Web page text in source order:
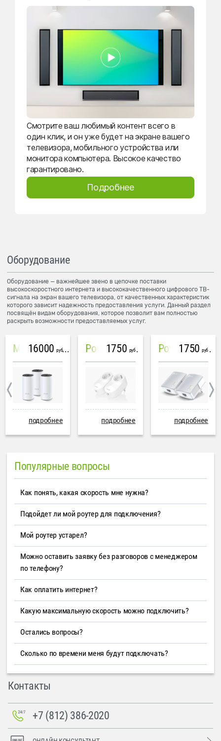
Смотрите ваш любимый контент всего в
один клик, и он уже будет на экране вашего
телевизора, мобильного устройства или
монитора компьютера. Высокое качество
гарантировано.
Подробнее
Оборудование
Оборудование — важнейшее звено в цепочке поставки
высокоскоростного интернета и высококачественного цифрового ТВ-
сигнала на экран вашего телевизора, от качественных характеристик
которого зависит надежность предоставления услуги. Данный раздел
посвящён видам оборудования, которое позволит вам полностью
раскрыть возможности предоставляемых услуг.
Mesh система TP-Link Deco M4 (3 устройства)
16000 руб
подробнее
PowerLine Tenda PH6
1750 руб
подробнее
PowerLine TP-Link AV600
1750 руб
подробнее
Популярные вопросы
Как понять, какая скорость мне нужна?
Подойдет ли мой роутер для подключения?
Мой роутер устарел?
Можно оставить заявку без разговоров с менеджером
по телефону?
Как оплатить интернет?
Какую максимальную скорость можно подключить?
Остались вопросы?
Сколько по времени меня будут подключать?
Контакты
+7 (812) 386-2020